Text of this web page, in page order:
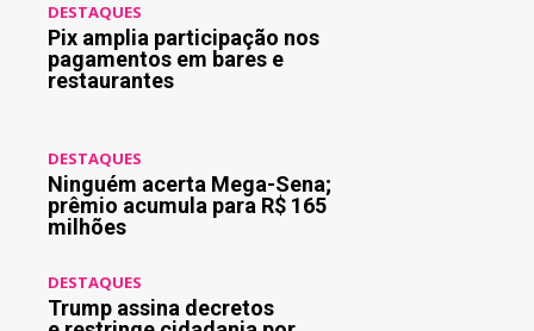
DESTAQUES
Pix amplia participação nos
pagamentos em bares e
restaurantes
DESTAQUES
Ninguém acerta Mega-Sena;
prêmio acumula para R$ 165
milhões
DESTAQUES
Trump assina decretos